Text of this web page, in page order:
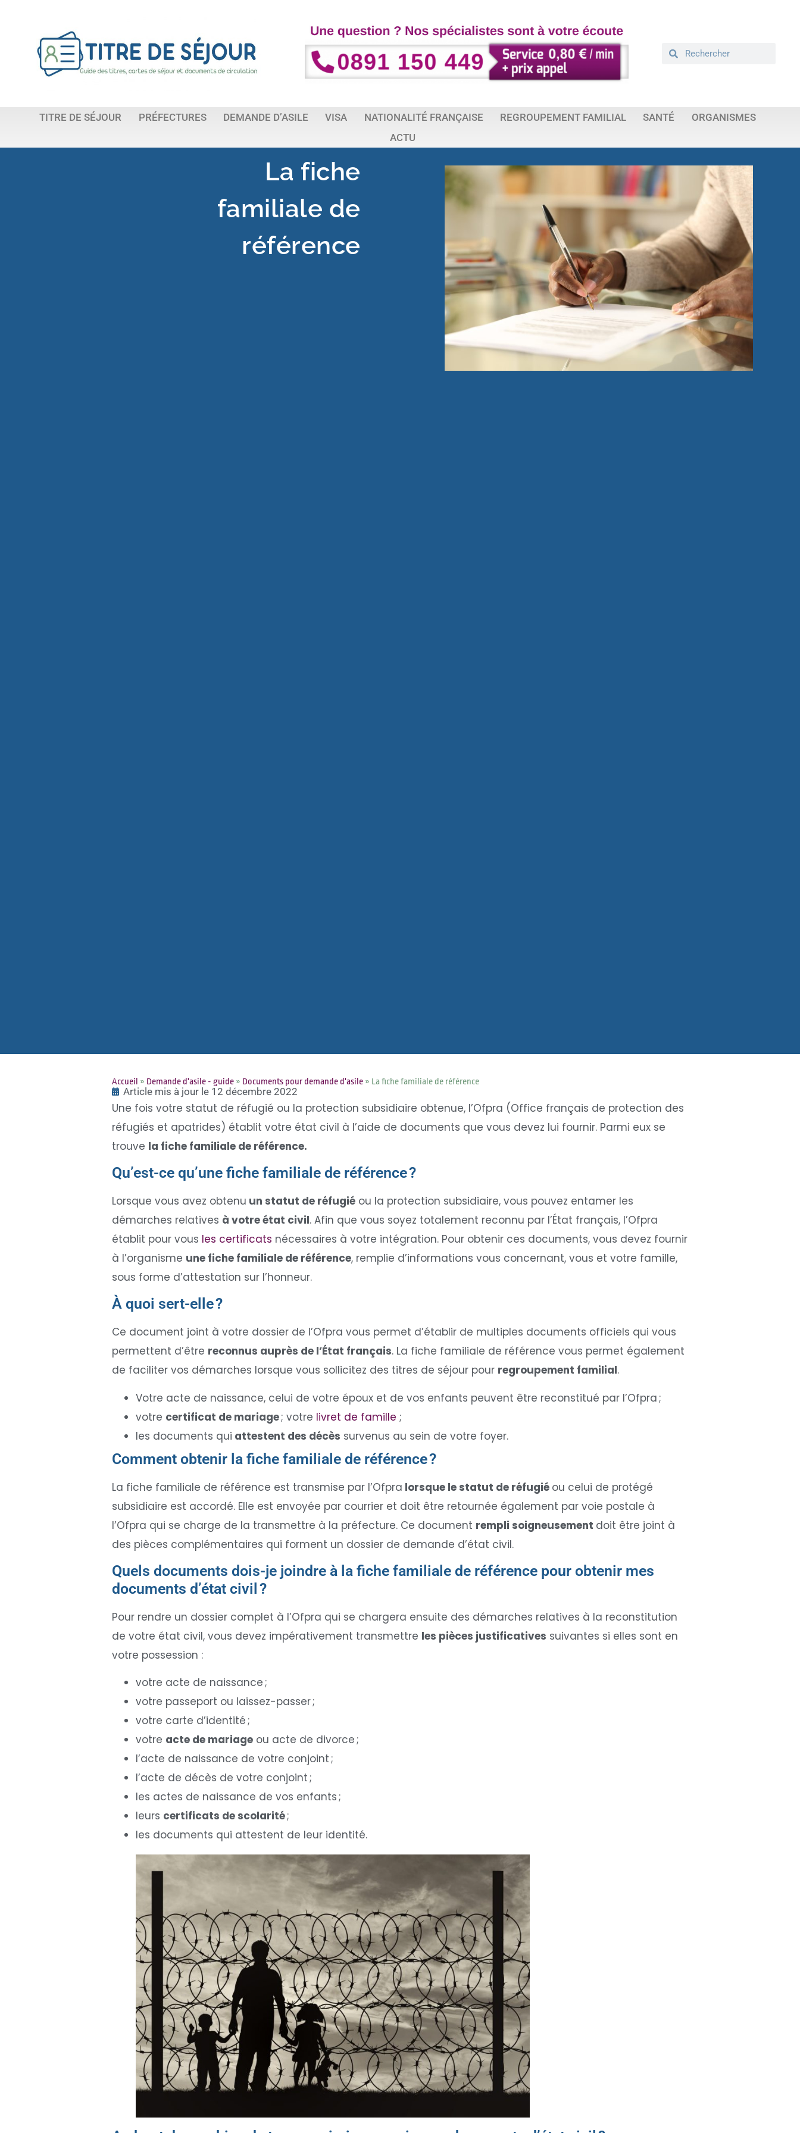
TITRE DE SÉJOUR PRÉFECTURES DEMANDE D’ASILE VISA NATIONALITÉ FRANÇAISE REGROUPEMENT FAMILIAL SANTÉ
ORGANISMES
ACTU
La fiche
familiale de
référence
Accueil » Demande d'asile - guide » Documents pour demande d'asile » La fiche familiale de référence
Article mis à jour le 12 décembre 2022
Une fois votre statut de réfugié ou la protection subsidiaire obtenue, l’Ofpra (Office français de protection des
réfugiés et apatrides) établit votre état civil à l’aide de documents que vous devez lui fournir. Parmi eux se
trouve la fiche familiale de référence.
Qu’est-ce qu’une fiche familiale de référence ?
Lorsque vous avez obtenu un statut de réfugié ou la protection subsidiaire, vous pouvez entamer les
démarches relatives à votre état civil. Afin que vous soyez totalement reconnu par l’État français, l’Ofpra
établit pour vous les certificats nécessaires à votre intégration. Pour obtenir ces documents, vous devez fournir
à l’organisme une fiche familiale de référence, remplie d’informations vous concernant, vous et votre famille,
sous forme d’attestation sur l’honneur.
À quoi sert-elle ?
Ce document joint à votre dossier de l’Ofpra vous permet d’établir de multiples documents officiels qui vous
permettent d’être reconnus auprès de l’État français. La fiche familiale de référence vous permet également
de faciliter vos démarches lorsque vous sollicitez des titres de séjour pour regroupement familial.
Votre acte de naissance, celui de votre époux et de vos enfants peuvent être reconstitué par l’Ofpra ;
votre certificat de mariage; votre livret de famille ;
les documents qui attestent des décès survenus au sein de votre foyer.
Comment obtenir la fiche familiale de référence ?
La fiche familiale de référence est transmise par l’Ofpra lorsque le statut de réfugié ou celui de protégé
subsidiaire est accordé. Elle est envoyée par courrier et doit être retournée également par voie postale à
l’Ofpra qui se charge de la transmettre à la préfecture. Ce document rempli soigneusement doit être joint à
des pièces complémentaires qui forment un dossier de demande d’état civil.
Quels documents dois-je joindre à la fiche familiale de référence pour obtenir mes
documents d’état civil ?
Pour rendre un dossier complet à l’Ofpra qui se chargera ensuite des démarches relatives à la reconstitution
de votre état civil, vous devez impérativement transmettre les pièces justificatives suivantes si elles sont en
votre possession :
votre acte de naissance ;
votre passeport ou laissez-passer ;
votre carte d’identité ;
votre acte de mariage ou acte de divorce ;
l’acte de naissance de votre conjoint ;
l’acte de décès de votre conjoint ;
les actes de naissance de vos enfants ;
leurs certificats de scolarité;
les documents qui attestent de leur identité.